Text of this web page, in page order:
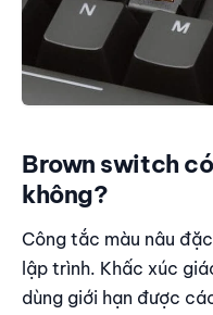
Brown switch
không?
Công tắc màu nâu
lập trình. Khấc xúc
dùng giới hạn được